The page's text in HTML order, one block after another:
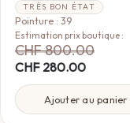
TRÈS BON ÉTAT
Pointure : 39
Estimation prix boutique :
CHF800.00
CHF280.00
Ajouter au panier